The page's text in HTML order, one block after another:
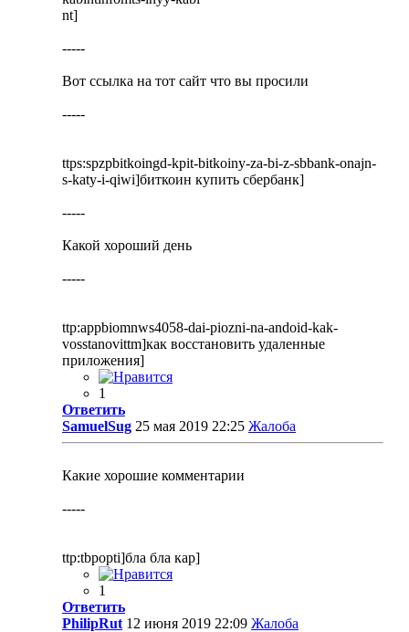
nt]
-----
Вот ссылка на тот сайт что вы просили
-----
ttps:spzpbitkoingd-kpit-bitkoiny-za-bi-z-sbbank-onajn-
s-katy-i-qiwi]биткоин купить сбербанк]
-----
Какой хороший день
-----
ttp:appbiomnws4058-dai-piozni-na-andoid-kak-
vosstanovittm]как восстановить удаленные
приложения]
1
Ответить
SamuelSug 25 мая 2019 22:25 Жалоба
Какие хорошие комментарии
-----
ttp:tbpopti]бла бла кар]
1
Ответить
PhilipRut 12 июня 2019 22:09 Жалоба